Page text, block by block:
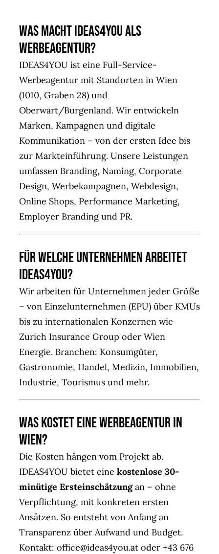
Was macht IDEAS4YOU als
Werbeagentur?
IDEAS4YOU ist eine Full-Service-
Werbeagentur mit Standorten in Wien
(1010, Graben 28) und
Oberwart/Burgenland. Wir entwickeln
Marken, Kampagnen und digitale
Kommunikation – von der ersten Idee bis
zur Markteinführung. Unsere Leistungen
umfassen Branding, Naming, Corporate
Design, Werbekampagnen, Webdesign,
Online Shops, Performance Marketing,
Employer Branding und PR.
Für welche Unternehmen arbeitet
IDEAS4YOU?
Wir arbeiten für Unternehmen jeder Größe
– von Einzelunternehmen (EPU) über KMUs
bis zu internationalen Konzernen wie
Zurich Insurance Group oder Wien
Energie. Branchen: Konsumgüter,
Gastronomie, Handel, Medizin, Immobilien,
Industrie, Tourismus und mehr.
Was kostet eine Werbeagentur in
Wien?
Die Kosten hängen vom Projekt ab.
IDEAS4YOU bietet eine kostenlose 30-
minütige Ersteinschätzungan – ohne
Verpflichtung, mit konkreten ersten
Ansätzen. So entsteht von Anfang an
Transparenz über Aufwand und Budget.
Kontakt: office@ideas4you.atoder +43 676